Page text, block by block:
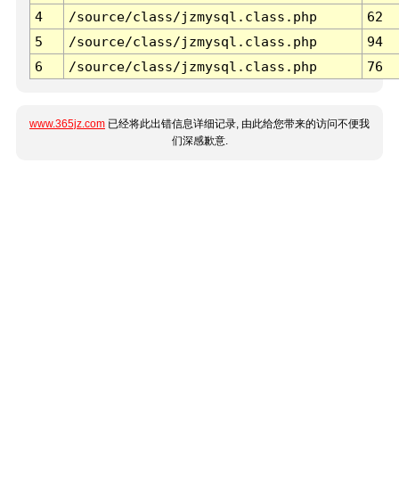
4
/source/class/jzmysql.class.php
62
5
/source/class/jzmysql.class.php
94
6
/source/class/jzmysql.class.php 76
www.365jz.com 已经将此出错信息详细记录, 由此给您带来的访问不便我
们深感歉意.